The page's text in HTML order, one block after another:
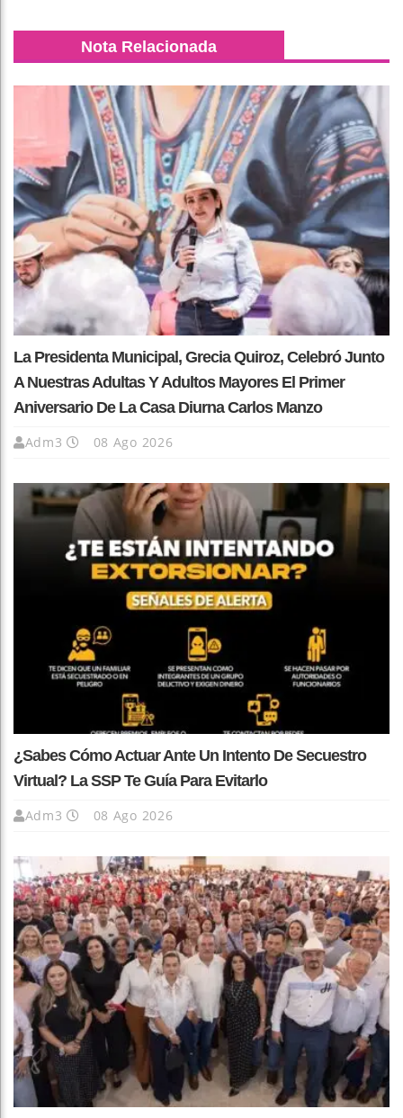
Nota Relacionada
La Presidenta Municipal, Grecia Quiroz, Celebró Junto
A Nuestras Adultas Y Adultos Mayores El Primer
Aniversario De La Casa Diurna Carlos Manzo
Adm3 08 Ago 2026
¿Sabes Cómo Actuar Ante Un Intento De Secuestro
Virtual? La SSP Te Guía Para Evitarlo
Adm3 08 Ago 2026